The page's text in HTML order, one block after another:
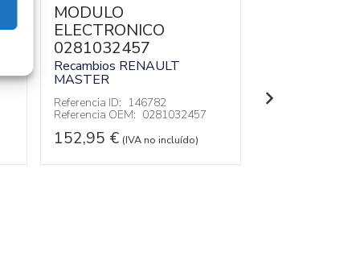
MODULO
ELECTRONICO
0281032457
Recambios RENAULT
MASTER
Referencia ID: 146782
Referencia OEM: 0281032457
152,95 € (IVA no incluído)